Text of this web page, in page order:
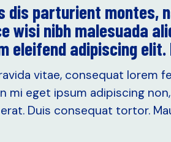
parturient montes,
wisi nibh malesuada
eleifend adipiscing
vitae, consequat lorem
eget ipsum adipiscing
Duis consequat tortor.